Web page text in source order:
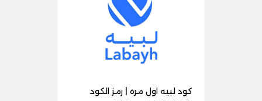
كود لبيه اول مره | رمز الكود